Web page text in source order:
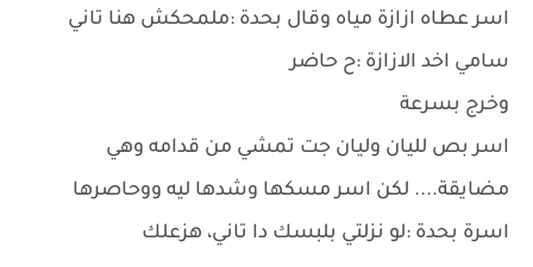
اسر عطاه ازازة مياه وقال بحدة :ملمحكش هنا تاني
سامي اخد الازازة :ح حاضر
وخرج بسرعة
اسر بص لليان وليان جت تمشي من قدامه وهي
مضايقة.... لكن اسر مسكها وشدها ليه ووحاصرها
اسرة بحدة :لو نزلتي بلبسك دا تاني، هزعلك